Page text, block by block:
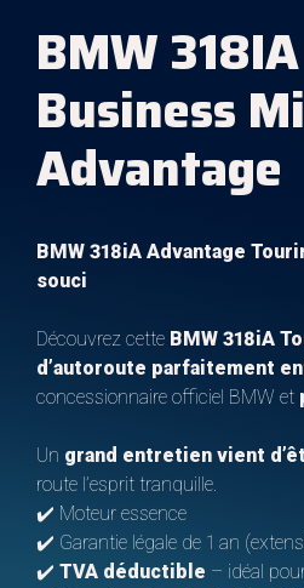
BMW
Business
Advantage
BMW 318iA Advantage
souci
Découvrez cette BMW 318iA
d’autoroute parfaitement
concessionnaire officiel BMW et
Un grand entretien vient
route l’esprit tranquille.
✔️ Moteur essence
✔️ Garantie légale de 1 an
✔️ TVA déductible – idéal